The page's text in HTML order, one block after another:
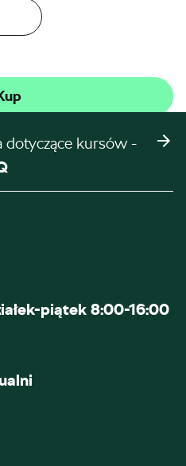
dotyczące kursów -
piątek 8:00-16:00